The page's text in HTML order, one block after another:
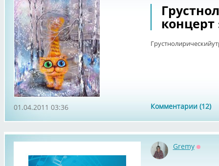
концерт
Комментарии (12)
01.04.2011 03:36
Gremy